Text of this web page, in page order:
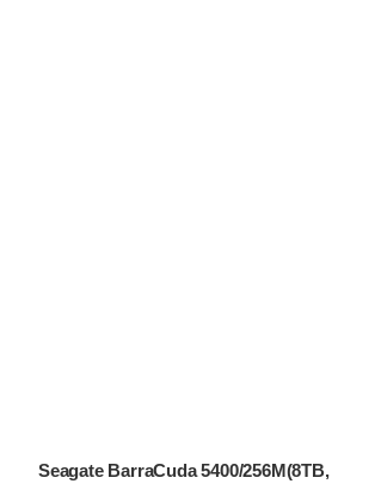
Seagate BarraCuda 5400/256M(8TB,